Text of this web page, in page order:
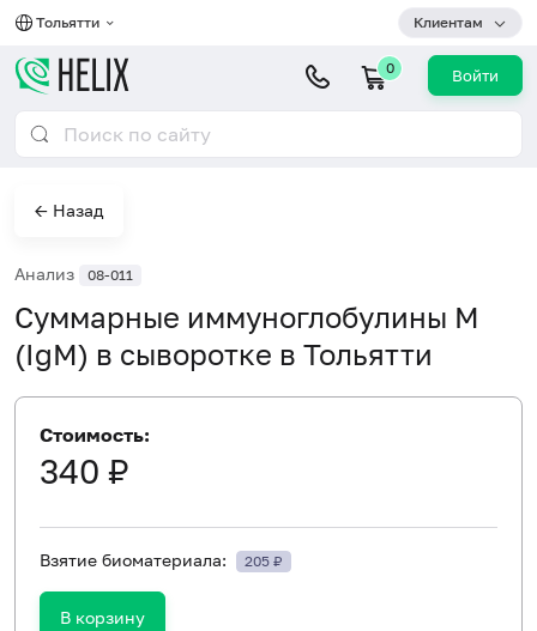
Тольятти Клиентам
0 Войти
← Назад
Анализ 08-011
Суммарные иммуноглобулины M
(IgM) в сыворотке в Тольятти
Стоимость:
340 ₽
Взятие биоматериала: 205 ₽
В корзину